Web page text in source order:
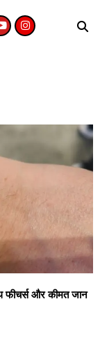
फीचर्स और कीमत जान